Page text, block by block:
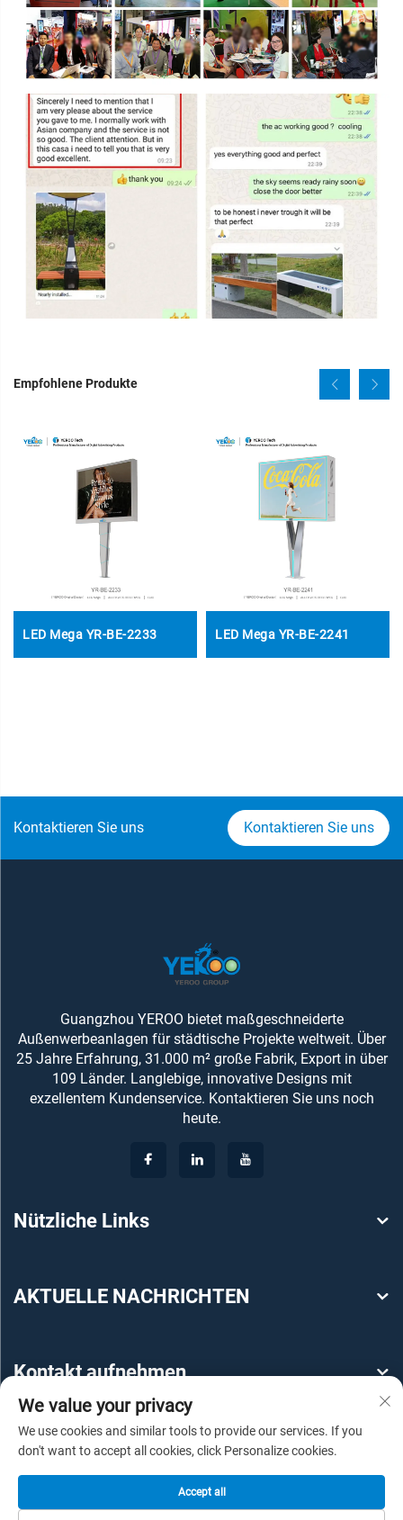
Empfohlene Produkte
LED Mega YR-BE-2233 LED Mega YR-BE-2241
Kontaktieren Sie uns Kontaktieren Sie uns
Guangzhou YEROO bietet maßgeschneiderte
Außenwerbeanlagen für städtische Projekte weltweit. Über
25 Jahre Erfahrung, 31.000 m² große Fabrik, Export in über
109 Länder. Langlebige, innovative Designs mit
exzellentem Kundenservice. Kontaktieren Sie uns noch
heute.
Nützliche Links
AKTUELLE NACHRICHTEN
Kontakt aufnehmen
Copyright © 2025 by Guangzhou YEROO Steel Structure
We value your privacy
We use cookies and similar tools to provide our services. If you
don't want to accept all cookies, click Personalize cookies.
Accept all